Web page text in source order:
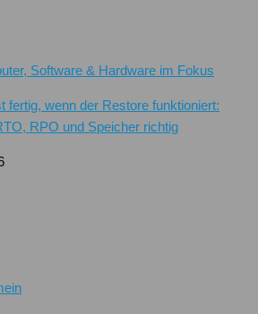
Software & Hardware im Fokus
fertig, wenn der Restore funktioniert:
RPO und Speicher richtig